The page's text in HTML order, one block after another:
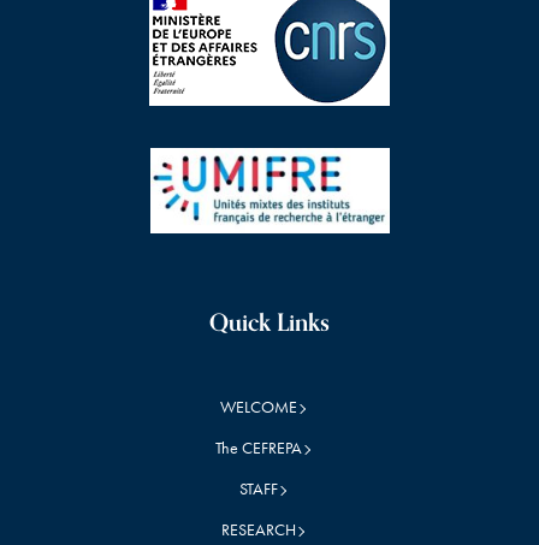
Quick Links
WELCOME
The CEFREPA
STAFF
RESEARCH